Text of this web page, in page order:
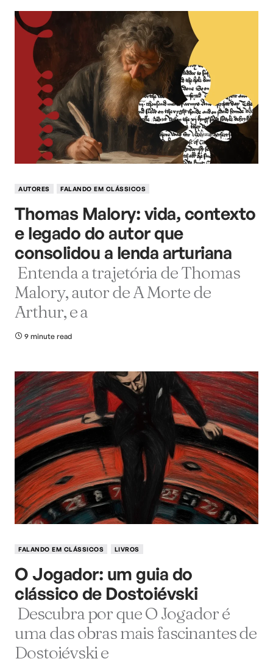
AUTORES FALANDO EM CLÁSSICOS
Thomas Malory: vida, contexto
e legado do autor que
consolidou a lenda arturiana
Entenda a trajetória de Thomas
Malory, autor de A Morte de
Arthur, e a
9 minute read
FALANDO EM CLÁSSICOS LIVROS
O Jogador: um guia do
clássico de Dostoiévski
Descubra por que O Jogador é
uma das obras mais fascinantes de
Dostoiévski e